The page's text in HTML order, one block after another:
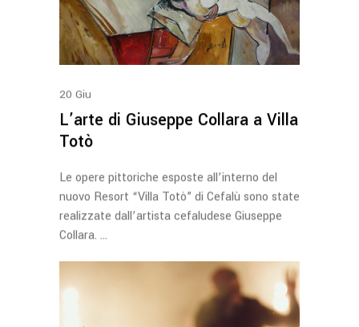
20 Giu
L’arte di Giuseppe Collara a Villa
Totò
Le opere pittoriche esposte all’interno del
nuovo Resort “Villa Totò” di Cefalù sono state
realizzate dall’artista cefaludese Giuseppe
Collara.